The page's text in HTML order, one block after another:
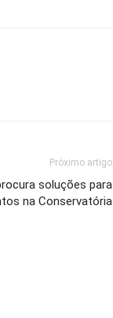
Próximo artigo
soluções para
na Conservatória